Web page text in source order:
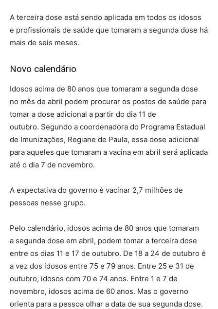
A terceira dose está sendo aplicada em todos os idosos
e profissionais de saúde que tomaram a segunda dose há
mais de seis meses.
Novo calendário
Idosos acima de 80 anos que tomaram a segunda dose
no mês de abril podem procurar os postos de saúde para
tomar a dose adicional a partir do dia 11 de
outubro. Segundo a coordenadora do Programa Estadual
de Imunizações, Regiane de Paula, essa dose adicional
para aqueles que tomaram a vacina em abril será aplicada
até o dia 7 de novembro.
A expectativa do governo é vacinar 2,7 milhões de
pessoas nesse grupo.
Pelo calendário, idosos acima de 80 anos que tomaram
a segunda dose em abril, podem tomar a terceira dose
entre os dias 11 e 17 de outubro. De 18 a 24 de outubro é
a vez dos idosos entre 75 e 79 anos. Entre 25 e 31 de
outubro, idosos com 70 e 74 anos. Entre 1 e 7 de
novembro, idosos acima de 60 anos. Mas o governo
orienta para a pessoa olhar a data de sua segunda dose.